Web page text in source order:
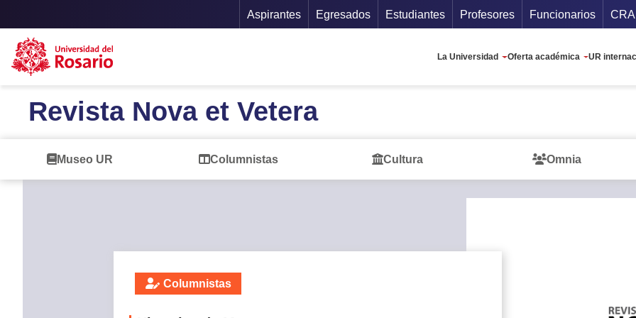
Menu Secundario
Aspirantes Egresados Estudiantes Profesores Funcionarios CRAI
La Universidad Oferta académica UR
Revista Nova et Vetera
Museo UR Columnistas Cultura Omnia
Columnistas